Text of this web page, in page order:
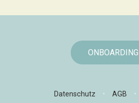
ONBOARDING
Datenschutz • AGB •